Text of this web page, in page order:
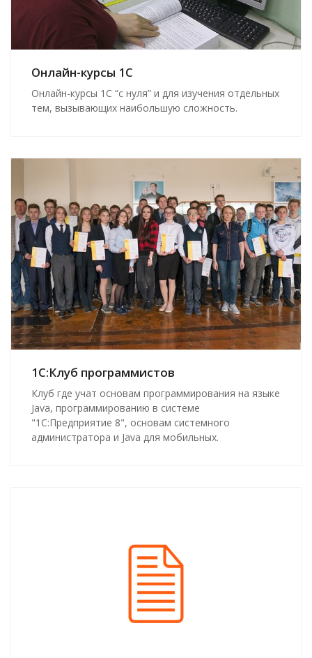
Онлайн-курсы 1С
Онлайн-курсы 1С “с нуля” и для изучения отдельных
тем, вызывающих наибольшую сложность.
1С:Клуб программистов
Клуб где учат основам программирования на языке
Java, программированию в системе
"1С:Предприятие 8", основам системного
администратора и Java для мобильных.